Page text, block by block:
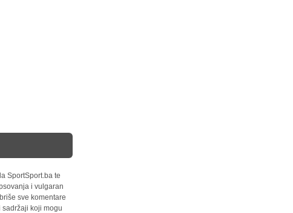
SportSport.ba te
i vulgaran
sve komentare
koji mogu